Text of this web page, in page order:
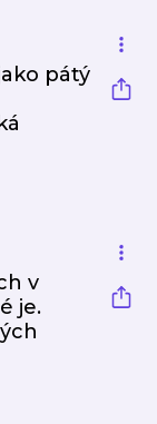
pátý
v
je.